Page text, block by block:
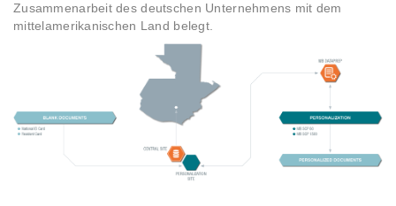
Zusammenarbeit des deutschen Unternehmens mit dem
mittelamerikanischen Land belegt.